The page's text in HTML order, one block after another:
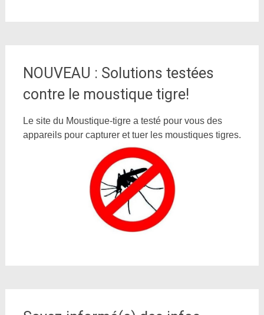
NOUVEAU : Solutions testées
contre le moustique tigre!
Le site du Moustique-tigre a testé pour vous des
appareils pour capturer et tuer les moustiques tigres.